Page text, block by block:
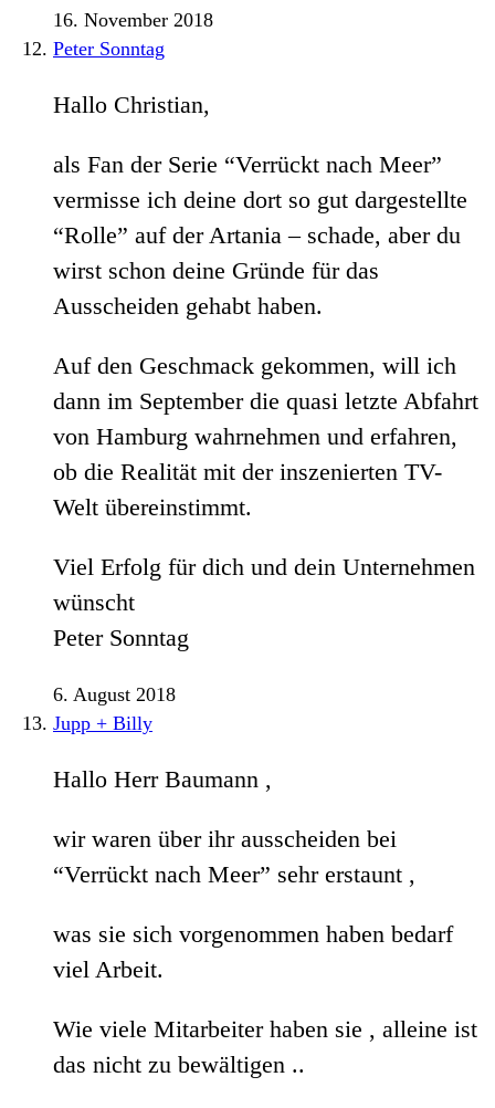
16. November 2018
Peter Sonntag
Hallo Christian,
als Fan der Serie “Verrückt nach Meer”
vermisse ich deine dort so gut dargestellte
“Rolle” auf der Artania – schade, aber du
wirst schon deine Gründe für das
Ausscheiden gehabt haben.
Auf den Geschmack gekommen, will ich
dann im September die quasi letzte Abfahrt
von Hamburg wahrnehmen und erfahren,
ob die Realität mit der inszenierten TV-
Welt übereinstimmt.
Viel Erfolg für dich und dein Unternehmen
wünscht
Peter Sonntag
6. August 2018
Jupp + Billy
Hallo Herr Baumann ,
wir waren über ihr ausscheiden bei
“Verrückt nach Meer” sehr erstaunt ,
was sie sich vorgenommen haben bedarf
viel Arbeit.
Wie viele Mitarbeiter haben sie , alleine ist
das nicht zu bewältigen ..